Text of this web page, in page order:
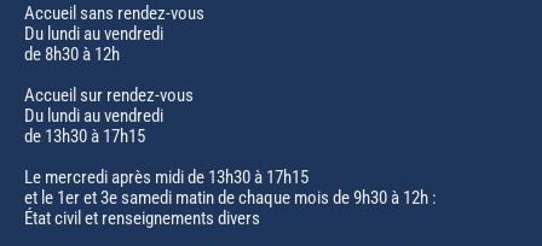
Accueil sans rendez-vous
Du lundi au vendredi
de 8h30 à 12h
Accueil sur rendez-vous
Du lundi au vendredi
de 13h30 à 17h15
Le mercredi après midi de 13h30 à 17h15
et le 1er et 3e samedi matin de chaque mois de 9h30 à 12h :
État civil et renseignements divers